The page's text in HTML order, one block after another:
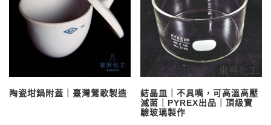
陶瓷坩鍋附蓋｜臺灣鶯歌製造
結晶皿｜不具嘴，可高溫高壓
滅菌｜PYREX出品｜頂級實
驗玻璃製作